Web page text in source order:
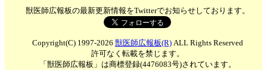
獣医師広報板の最新更新情報をTwitterでお知らせしております。
Copyright(C) 1997-2026 獣医師広報板(R)ALL Rights Reserved
許可なく転載を禁じます。
「獣医師広報板」は商標登録(4476083号)されています。